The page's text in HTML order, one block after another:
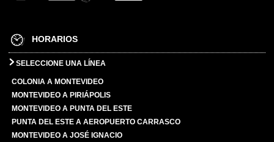
HORARIOS
SELECCIONE UNA LÍNEA
COLONIA A MONTEVIDEO
MONTEVIDEO A PIRIÁPOLIS
MONTEVIDEO A PUNTA DEL ESTE
PUNTA DEL ESTE A AEROPUERTO CARRASCO
MONTEVIDEO A JOSÉ IGNACIO